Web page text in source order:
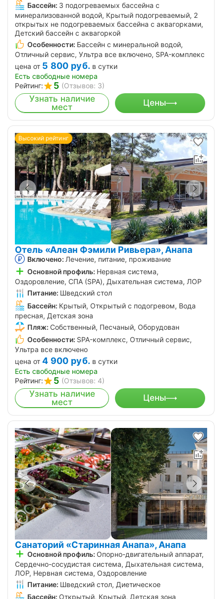
Бассейн: 3 подогреваемых бассейна с
минерализованной водой, Крытый подогреваемый, 2
открытых не подогреваемых бассейна с аквагорками,
Детский бассейн с аквагоркой
Особенности: Бассейн с минеральной водой,
Отличный сервис, Ультра все включено, SPA-комплекс
цена от 5 800 руб. в сутки
Есть свободные номера
Рейтинг:
5 (Отзывов: 3)
Узнать наличие
мест
Цены
Высокий рейтинг
Отель «Алеан Фэмили Ривьера», Анапа
Включено: Лечение, питание, проживание
Основной профиль: Нервная система,
Оздоровление, СПА (SPA), Дыхательная система, ЛОР
Питание: Шведский стол
Бассейн: Крытый, Открытый с подогревом, Вода
пресная, Детская зона
Пляж: Собственный, Песчаный, Оборудован
Особенности: SPA-комплекс, Отличный сервис,
Ультра все включено
цена от 4 900 руб. в сутки
Есть свободные номера
Рейтинг:
5 (Отзывов: 4)
Узнать наличие
мест
Цены
Санаторий «Старинная Анапа», Анапа
Основной профиль: Опорно-двигательный аппарат,
Сердечно-сосудистая система, Дыхательная система,
ЛОР, Нервная система, Оздоровление
Питание: Шведский стол, Диетическое
Бассейн: Открытый, Крытый, Детская зона